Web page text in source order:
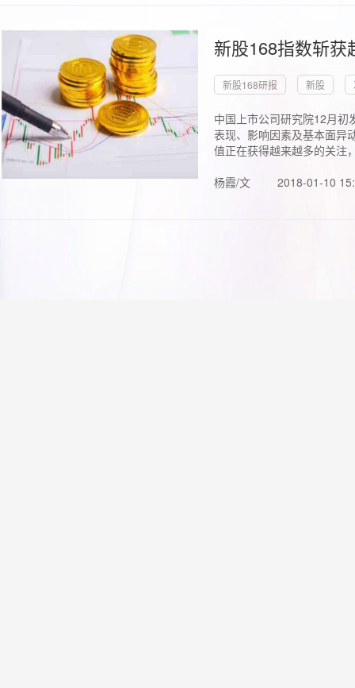
新股168指数斩
新股168研报 新股
中国上市公司研究院12月初
表现、影响因素及基本面异
值正在获得越来越多的关注
杨霞/文
2018-01-10